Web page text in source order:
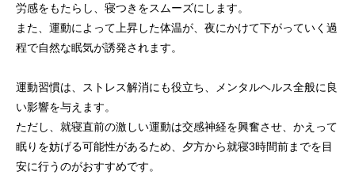
労感をもたらし、寝つきをスムーズにします。
また、運動によって上昇した体温が、夜にかけて下がっていく過
程で自然な眠気が誘発されます。
運動習慣は、ストレス解消にも役立ち、メンタルヘルス全般に良
い影響を与えます。
ただし、就寝直前の激しい運動は交感神経を興奮させ、かえって
眠りを妨げる可能性があるため、夕方から就寝3時間前までを目
安に行うのがおすすめです。